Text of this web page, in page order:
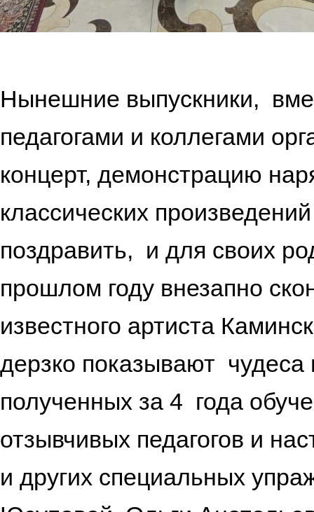
Нынешние выпускники,
педагогами и коллегами
концерт, демонстрацию
классических
поздравить, и для своих
прошлом году внезапно
известного артиста
дерзко показывают чудеса
полученных за 4 года
отзывчивых педагогов и
и других специальных